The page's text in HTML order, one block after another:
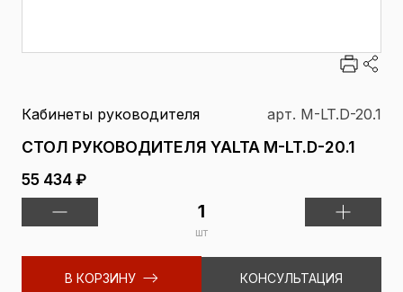
Кабинеты руководителя арт. M-LT.D-20.1
СТОЛ РУКОВОДИТЕЛЯ YALTA M-LT.D-20.1
55 434 ₽
шт
В КОРЗИНУ КОНСУЛЬТАЦИЯ